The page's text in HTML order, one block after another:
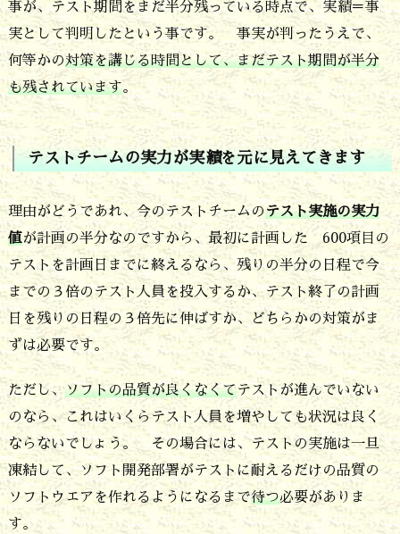
績
を
元
に
見
え
て
き
ま
す
9.
ソ
フ
ト
ウ
エ
ア
は
事が、テスト期間をまだ半分残っている時点で、実績＝事
実として判明したという事です。 事実が判ったうえで、
何等かの対策を講じる時間として、まだテスト期間が半分
も残されています。
テストチームの実力が実績を元に見えてきます
理由がどうであれ、今のテストチームのテスト実施の実力
値が計画の半分なのですから、最初に計画した 600項目の
テストを計画日までに終えるなら、残りの半分の日程で今
までの３倍のテスト人員を投入するか、テスト終了の計画
日を残りの日程の３倍先に伸ばすか、どちらかの対策がま
ずは必要です。
ただし、ソフトの品質が良くなくてテストが進んでいない
のなら、これはいくらテスト人員を増やしても状況は良く
ならないでしょう。 その場合には、テストの実施は一旦
凍結して、ソフト開発部署がテストに耐えるだけの品質の
ソフトウエアを作れるようになるまで待つ必要がありま
す。